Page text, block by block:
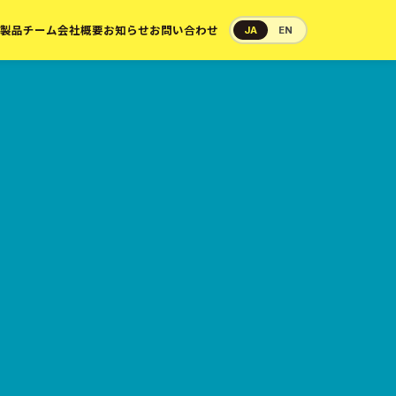
製品チーム会社概要お知らせお問い合わせ JA EN